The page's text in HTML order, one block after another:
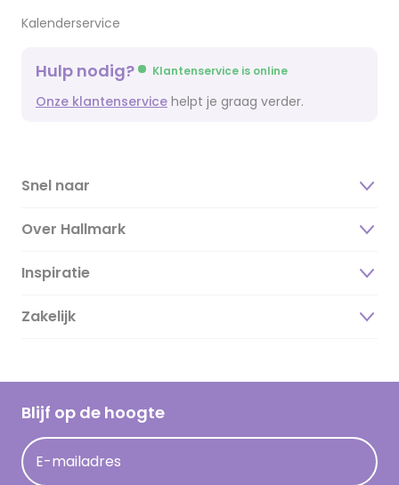
Kalenderservice
Hulp nodig? Klantenservice is online
Onze klantenservice helpt je graag verder.
Snel naar
Over Hallmark
Over ons
Duurzaamheid
Hallmark Kaartclub
Acties
Persberichten
Inspiratie
Magazine
Cadeau inspiratie
Kaartinspiratie
Zakelijk
Blijf op de hoogte
E-mailadres